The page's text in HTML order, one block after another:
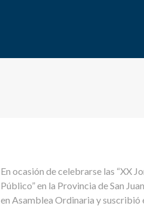
En ocasión de celebrarse las “XX
Público” en la Provincia de San
en Asamblea Ordinaria y